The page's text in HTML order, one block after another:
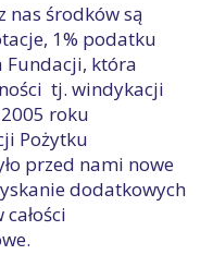
nas środków są
1% podatku
Fundacji, która
tj. windykacji
roku
Pożytku
przed nami nowe
dodatkowych